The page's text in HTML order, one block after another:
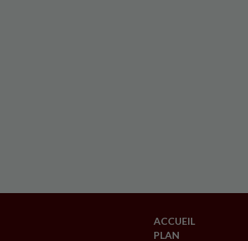
ACCUEIL
PLAN